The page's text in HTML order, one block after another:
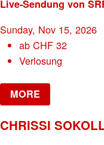
Live-Sendung von
Sunday, Nov 15, 2026
abCHF 32
Verlosung
MORE
CHRISSI